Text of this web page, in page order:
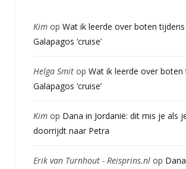
Kim op Wat ik leerde over boten
Galapagos ‘cruise’
Helga Smit op Wat ik leerde over
Galapagos ‘cruise’
Kim op Dana in Jordanië: dit mis je als
doorrijdt naar Petra
Erik van Turnhout - Reisprins.nl op